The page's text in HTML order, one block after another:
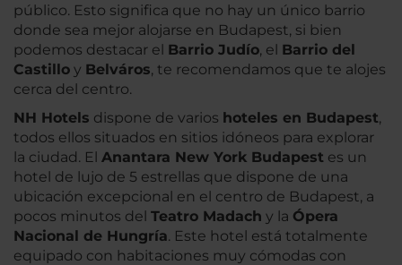
público. Esto significa que no hay un único barrio
donde sea mejor alojarse en Budapest, si bien
podemos destacar el Barrio Judío, el Barrio del
Castillo y Belváros, te recomendamos que te alojes
cerca del centro.
NH Hotels dispone de varios hoteles en Budapest,
todos ellos situados en sitios idóneos para explorar
la ciudad. El Anantara New York Budapest es un
hotel de lujo de 5 estrellas que dispone de una
ubicación excepcional en el centro de Budapest, a
pocos minutos del Teatro Madach y la Ópera
Nacional de Hungría. Este hotel está totalmente
equipado con habitaciones muy cómodas con